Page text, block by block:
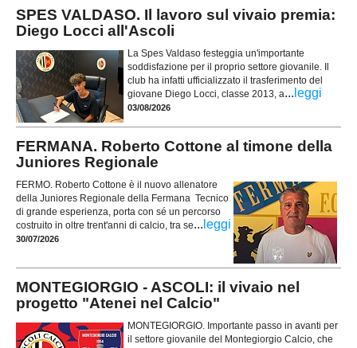
SPES VALDASO. Il lavoro sul vivaio premia:
Diego Locci all'Ascoli
La Spes Valdaso festeggia un'importante
soddisfazione per il proprio settore giovanile. Il
club ha infatti ufficializzato il trasferimento del
giovane Diego Locci, classe 2013, a... leggi
03/08/2026
FERMANA. Roberto Cottone al timone della
Juniores Regionale
FERMO. Roberto Cottone è il nuovo allenatore
della Juniores Regionale della Fermana Tecnico
di grande esperienza, porta con sé un percorso
costruito in oltre trent'anni di calcio, tra se... leggi
30/07/2026
MONTEGIORGIO - ASCOLI: il vivaio nel
progetto "Atenei nel Calcio"
MONTEGIORGIO. Importante passo in avanti per
il settore giovanile del Montegiorgio Calcio, che